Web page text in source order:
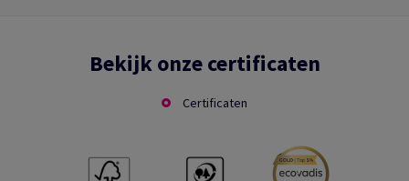
Bekijk onze certificaten
Certificaten